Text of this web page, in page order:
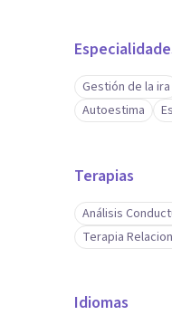
Gestión de la ira
Autoestima
Terapias
Análisis
Terapia
Idiomas